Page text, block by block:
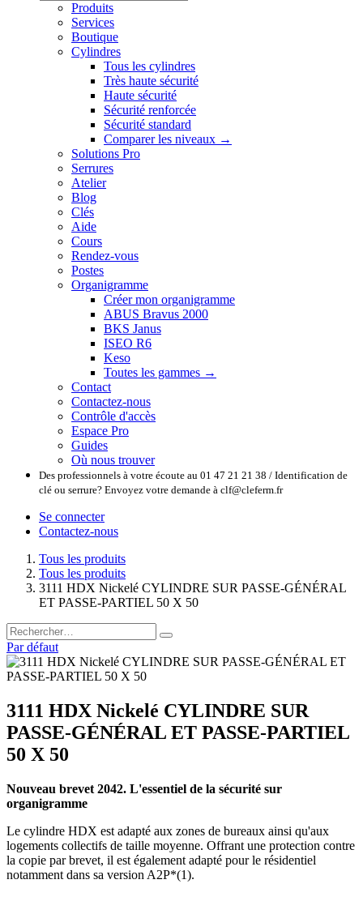
Produits
Services
Boutique
Cylindres
Tous les cylindres
Très haute sécurité
Haute sécurité
Sécurité renforcée
Sécurité standard
Comparer les niveaux →
Solutions Pro
Serrures
Atelier
Blog
Clés
Aide
Cours
Rendez-vous
Postes
Organigramme
Créer mon organigramme
ABUS Bravus 2000
BKS Janus
ISEO R6
Keso
Toutes les gammes →
Contact
Contactez-nous
Contrôle d'accès
Espace Pro
Guides
Où nous trouver
Des professionnels à votre écoute au 01 47 21 21 38 / Identification de
clé ou serrure? Envoyez votre demande à clf@cleferm.fr
Se connecter
Contactez-nous
Tous les produits
Tous les produits
3111 HDX Nickelé CYLINDRE SUR PASSE-GÉNÉRAL
ET PASSE-PARTIEL 50 X 50
Par défaut
3111 HDX Nickelé CYLINDRE SUR
PASSE-GÉNÉRAL ET PASSE-PARTIEL
50 X 50
Nouveau brevet 2042. L'essentiel de la sécurité sur
organigramme
Le cylindre HDX est adapté aux zones de bureaux ainsi qu'aux
logements collectifs de taille moyenne. Offrant une protection contre
la copie par brevet, il est également adapté pour le résidentiel
notamment dans sa version A2P*(1).